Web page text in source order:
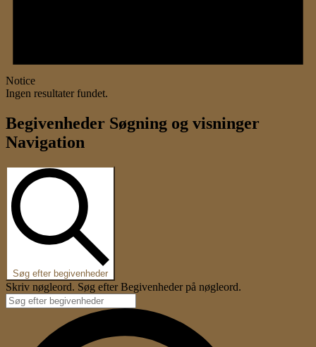
Notice
Ingen resultater fundet.
Begivenheder Søgning og visninger
Navigation
Søg efter begivenheder
Skriv nøgleord. Søg efter Begivenheder på nøgleord.